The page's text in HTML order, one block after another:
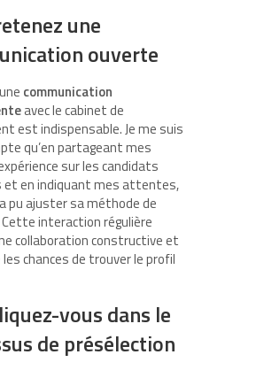
une
ouverte
communication
avec le cabinet de
est indispensable. Je me suis
qu’en partageant mes
sur les candidats
et en indiquant mes attentes,
pu ajuster sa méthode de
Cette interaction régulière
collaboration constructive et
chances de trouver le profil
vous dans le
de présélection